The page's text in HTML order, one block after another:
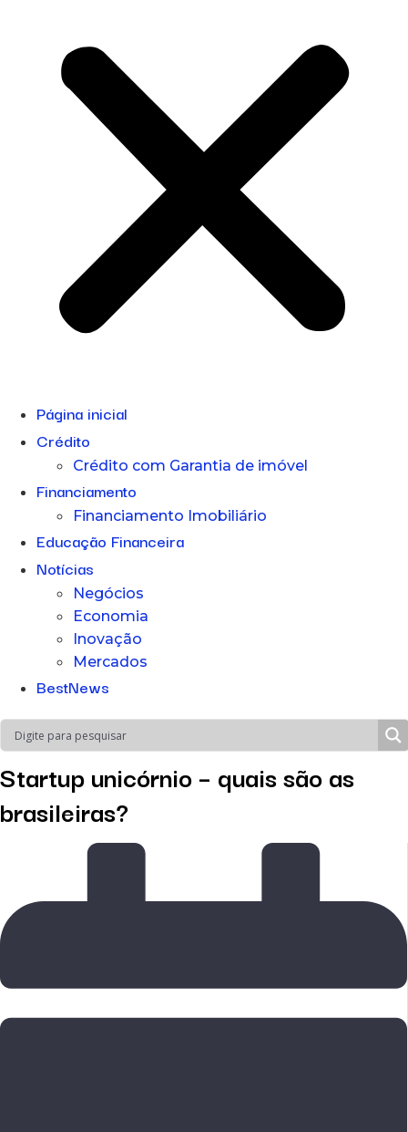
Página inicial
Crédito
Crédito com Garantia de imóvel
Financiamento
Financiamento Imobiliário
Educação Financeira
Notícias
Negócios
Economia
Inovação
Mercados
BestNews
Startup unicórnio – quais são as
brasileiras?